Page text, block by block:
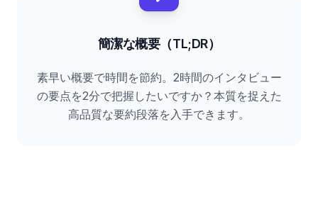
簡潔な概要（TL;DR）
素早い概要で時間を節約。2時間のインタビュー
の要点を2分で把握したいですか？本質を捉えた
高品質な要約段落を入手できます。